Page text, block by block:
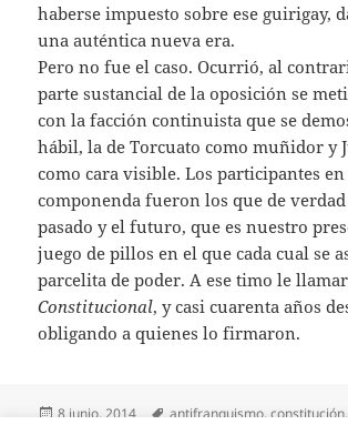
haberse impuesto sobre ese guirigay,
una auténtica nueva era.
Pero no fue el caso. Ocurrió, al
parte sustancial de la oposición se
con la facción continuista que se
hábil, la de Torcuato como muñidor y
como cara visible. Los participantes en
componenda fueron los que de
pasado y el futuro, que es nuestro
juego de pillos en el que cada cual se
parcelita de poder. A ese timo le
Constitucional, y casi cuarenta años
obligando a quienes lo firmaron.
Publicado
8 junio, 2014 Etiquetas
antifranquismo,constitución